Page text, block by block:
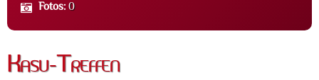
Fotos: 0
Kasu-Treffen